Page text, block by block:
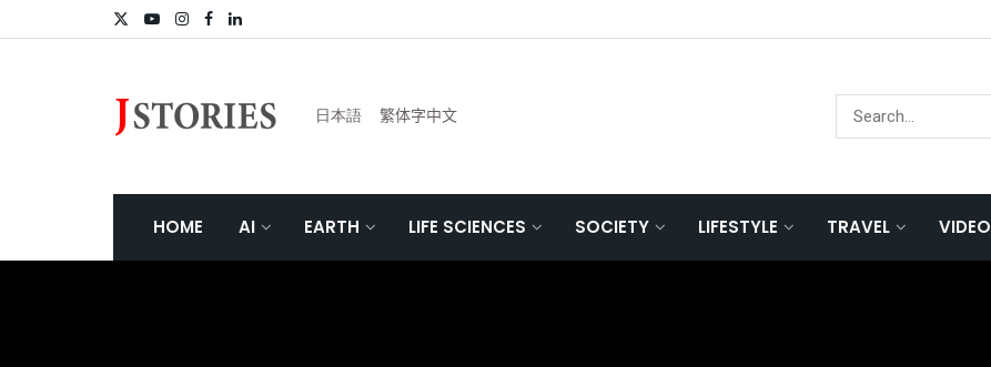
日本語 繁体字中文
HOME AI EARTH LIFE SCIENCES SOCIETY LIFESTYLE TRAVEL VIDEO